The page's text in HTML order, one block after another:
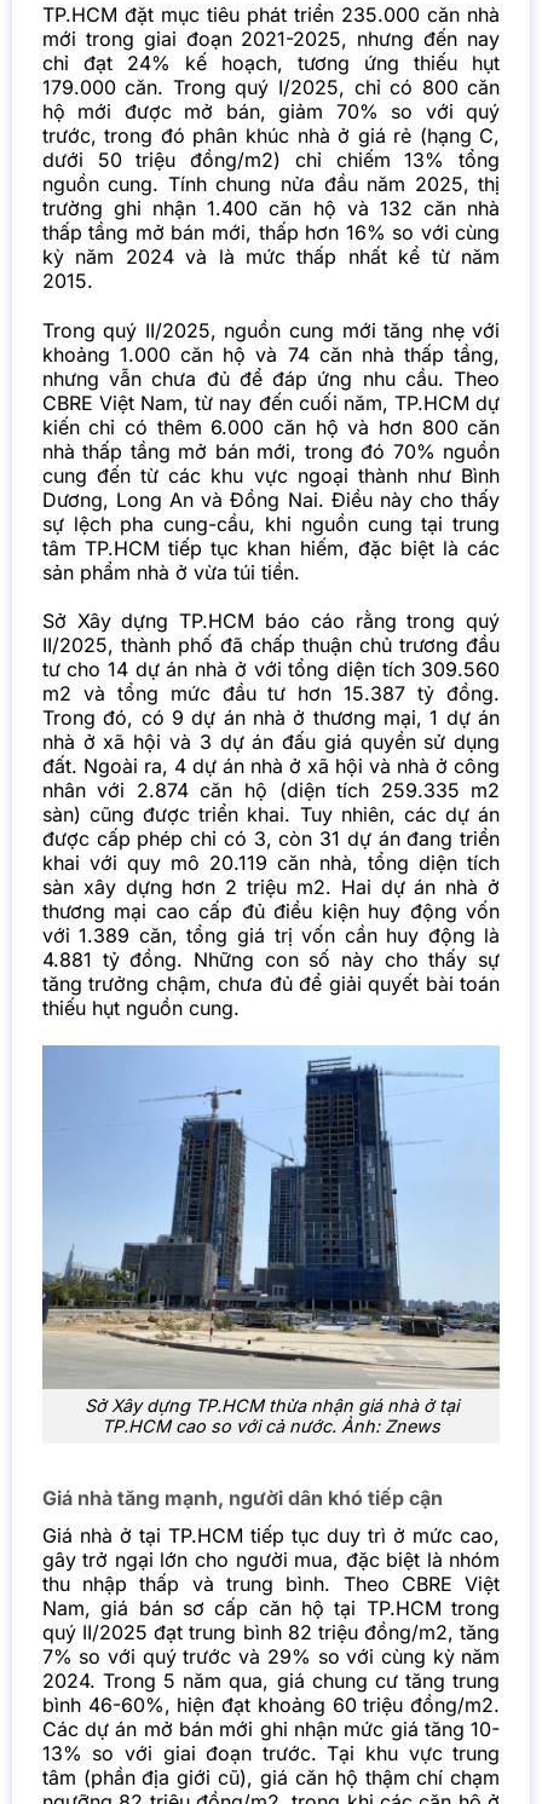
TP.HCM đặt mục tiêu phát triển 235.000 căn nhà
mới trong giai đoạn 2021-2025, nhưng đến nay
chỉ đạt 24% kế hoạch, tương ứng thiếu hụt
179.000 căn. Trong quý I/2025, chỉ có 800 căn
hộ mới được mở bán, giảm 70% so với quý
trước, trong đó phân khúc nhà ở giá rẻ (hạng C,
dưới 50 triệu đồng/m2) chỉ chiếm 13% tổng
nguồn cung. Tính chung nửa đầu năm 2025, thị
trường ghi nhận 1.400 căn hộ và 132 căn nhà
thấp tầng mở bán mới, thấp hơn 16% so với cùng
kỳ năm 2024 và là mức thấp nhất kể từ năm
2015.
Trong quý II/2025, nguồn cung mới tăng nhẹ với
khoảng 1.000 căn hộ và 74 căn nhà thấp tầng,
nhưng vẫn chưa đủ để đáp ứng nhu cầu. Theo
CBRE Việt Nam, từ nay đến cuối năm, TP.HCM dự
kiến chỉ có thêm 6.000 căn hộ và hơn 800 căn
nhà thấp tầng mở bán mới, trong đó 70% nguồn
cung đến từ các khu vực ngoại thành như Bình
Dương, Long An và Đồng Nai. Điều này cho thấy
sự lệch pha cung-cầu, khi nguồn cung tại trung
tâm TP.HCM tiếp tục khan hiếm, đặc biệt là các
sản phẩm nhà ở vừa túi tiền.
Sở Xây dựng TP.HCM báo cáo rằng trong quý
II/2025, thành phố đã chấp thuận chủ trương đầu
tư cho 14 dự án nhà ở với tổng diện tích 309.560
m2 và tổng mức đầu tư hơn 15.387 tỷ đồng.
Trong đó, có 9 dự án nhà ở thương mại, 1 dự án
nhà ở xã hội và 3 dự án đấu giá quyền sử dụng
đất. Ngoài ra, 4 dự án nhà ở xã hội và nhà ở công
nhân với 2.874 căn hộ (diện tích 259.335 m2
sàn) cũng được triển khai. Tuy nhiên, các dự án
được cấp phép chỉ có 3, còn 31 dự án đang triển
khai với quy mô 20.119 căn nhà, tổng diện tích
sàn xây dựng hơn 2 triệu m2. Hai dự án nhà ở
thương mại cao cấp đủ điều kiện huy động vốn
với 1.389 căn, tổng giá trị vốn cần huy động là
4.881 tỷ đồng. Những con số này cho thấy sự
tăng trưởng chậm, chưa đủ để giải quyết bài toán
thiếu hụt nguồn cung.
Sở Xây dựng TP.HCM thừa nhận giá nhà ở tại
TP.HCM cao so với cả nước. Ảnh: Znews
Giá nhà tăng mạnh, người dân khó tiếp cận
Giá nhà ở tại TP.HCM tiếp tục duy trì ở mức cao,
gây trở ngại lớn cho người mua, đặc biệt là nhóm
thu nhập thấp và trung bình. Theo CBRE Việt
Nam, giá bán sơ cấp căn hộ tại TP.HCM trong
quý II/2025 đạt trung bình 82 triệu đồng/m2, tăng
7% so với quý trước và 29% so với cùng kỳ năm
2024. Trong 5 năm qua, giá chung cư tăng trung
bình 46-60%, hiện đạt khoảng 60 triệu đồng/m2.
Các dự án mở bán mới ghi nhận mức giá tăng 10-
13% so với giai đoạn trước. Tại khu vực trung
tâm (phần địa giới cũ), giá căn hộ thậm chí chạm